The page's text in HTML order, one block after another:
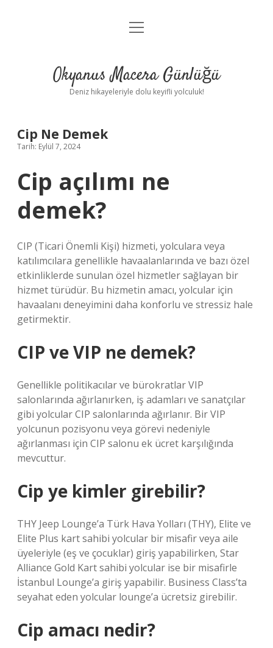
Anasayfa
Yasal Uyarı
menüyü
Okyanus Macera Günlüğü
Deniz hikayeleriyle dolu keyifli yolculuk!
Cip Ne Demek
Tarih: Eylül 7, 2024
Cip açılımı ne
demek?
CIP (Ticari Önemli Kişi) hizmeti, yolculara veya
katılımcılara genellikle havaalanlarında ve bazı özel
etkinliklerde sunulan özel hizmetler sağlayan bir
hizmet türüdür. Bu hizmetin amacı, yolcular için
havaalanı deneyimini daha konforlu ve stressiz hale
getirmektir.
CIP ve VIP ne demek?
Genellikle politikacılar ve bürokratlar VIP
salonlarında ağırlanırken, iş adamları ve sanatçılar
gibi yolcular CIP salonlarında ağırlanır. Bir VIP
yolcunun pozisyonu veya görevi nedeniyle
ağırlanması için CIP salonu ek ücret karşılığında
mevcuttur.
Cip ye kimler girebilir?
THY Jeep Lounge’a Türk Hava Yolları (THY), Elite ve
Elite Plus kart sahibi yolcular bir misafir veya aile
üyeleriyle (eş ve çocuklar) giriş yapabilirken, Star
Alliance Gold Kart sahibi yolcular ise bir misafirle
İstanbul Lounge’a giriş yapabilir. Business Class’ta
seyahat eden yolcular lounge’a ücretsiz girebilir.
Cip amacı nedir?